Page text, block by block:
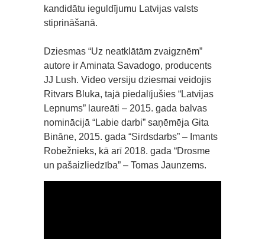
kandidātu ieguldījumu Latvijas valsts
stiprināšanā.
Dziesmas “Uz neatklātām zvaigznēm”
autore ir Aminata Savadogo, producents
JJ Lush. Video versiju dziesmai veidojis
Ritvars Bluka, tajā piedalījušies “Latvijas
Lepnums” laureāti – 2015. gada balvas
nominācijā “Labie darbi” saņēmēja Gita
Bināne, 2015. gada “Sirdsdarbs” – Imants
Robežnieks, kā arī 2018. gada “Drosme
un pašaizliedzība” – Tomas Jaunzems.